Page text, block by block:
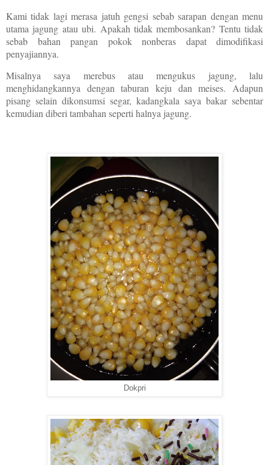
Kami tidak lagi merasa jatuh gengsi sebab sarapan dengan menu
utama jagung atau ubi. Apakah tidak membosankan? Tentu tidak
sebab bahan pangan pokok nonberas dapat dimodifikasi
penyajiannya.
Misalnya saya merebus atau mengukus jagung, lalu
menghidangkannya dengan taburan keju dan meises. Adapun
pisang selain dikonsumsi segar, kadangkala saya bakar sebentar
kemudian diberi tambahan seperti halnya jagung.
Dokpri